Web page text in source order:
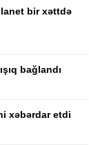
bir xəttdə
bağlandı
xəbərdar etdi